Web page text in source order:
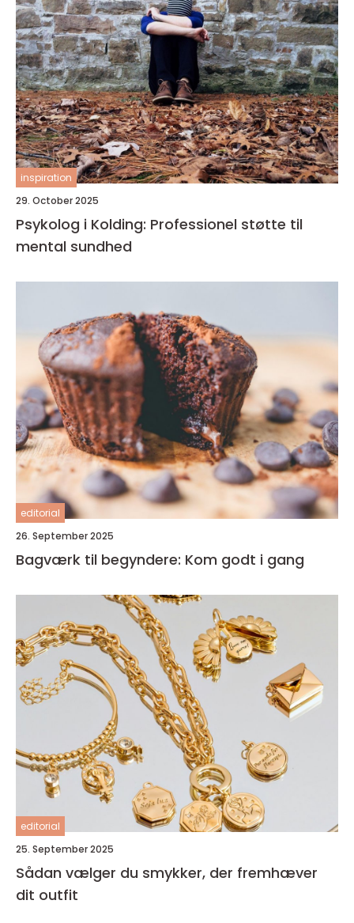
inspiration
29. October 2025
Psykolog i Kolding: Professionel støtte til
mental sundhed
editorial
26. September 2025
Bagværk til begyndere: Kom godt i gang
editorial
25. September 2025
Sådan vælger du smykker, der fremhæver
dit outfit